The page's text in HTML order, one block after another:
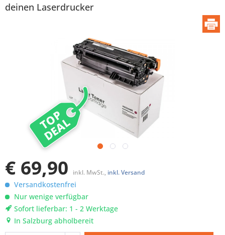
deinen Laserdrucker
TOP
DEAL
€ 69,90 inkl. MwSt., inkl. Versand
Versandkostenfrei
Nur wenige verfügbar
Sofort lieferbar: 1 - 2 Werktage
In Salzburg abholbereit